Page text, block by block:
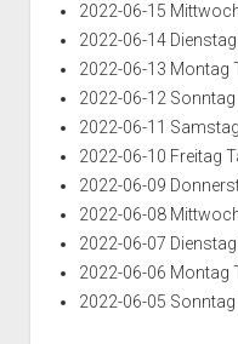
2022-06-15
2022-06-14
2022-06-13 Montag
2022-06-12
2022-06-11
2022-06-10 Freitag
2022-06-09
2022-06-08
2022-06-07
2022-06-06 Montag
2022-06-05